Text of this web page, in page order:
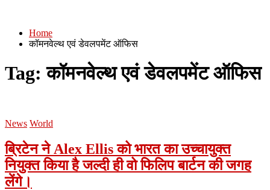
Home
कॉमनवेल्थ एवं डेवलपमेंट ऑफिस
Tag:कॉमनवेल्थ एवं डेवलपमेंट ऑफिस
News World
ब्रिटेन ने Alex Ellis को भारत का उच्चायुक्त
नियुक्त किया है जल्दी ही वो फिलिप बार्टन की जगह
लेंगे।